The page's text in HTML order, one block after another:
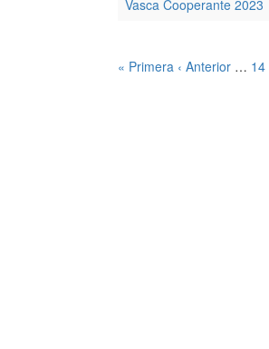
Vasca Cooperante 2023
« Primera ‹ Anterior … 14